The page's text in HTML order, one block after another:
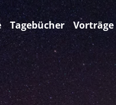
Tagebücher Vorträge